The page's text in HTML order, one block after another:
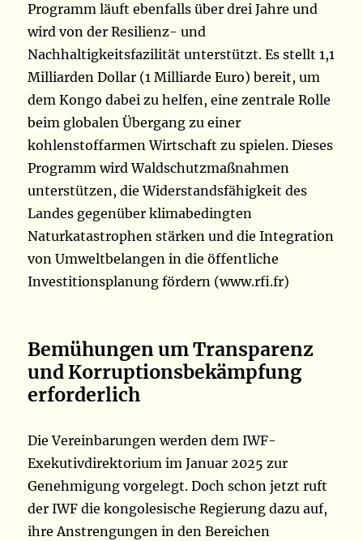
Programm läuft ebenfalls über drei Jahre und
wird von der Resilienz- und
Nachhaltigkeitsfazilität unterstützt. Es stellt 1,1
Milliarden Dollar (1 Milliarde Euro) bereit, um
dem Kongo dabei zu helfen, eine zentrale Rolle
beim globalen Übergang zu einer
kohlenstoffarmen Wirtschaft zu spielen. Dieses
Programm wird Waldschutzmaßnahmen
unterstützen, die Widerstandsfähigkeit des
Landes gegenüber klimabedingten
Naturkatastrophen stärken und die Integration
von Umweltbelangen in die öffentliche
Investitionsplanung fördern (www.rfi.fr)
Bemühungen um Transparenz
und Korruptionsbekämpfung
erforderlich
Die Vereinbarungen werden dem IWF-
Exekutivdirektorium im Januar 2025 zur
Genehmigung vorgelegt. Doch schon jetzt ruft
der IWF die kongolesische Regierung dazu auf,
ihre Anstrengungen in den Bereichen